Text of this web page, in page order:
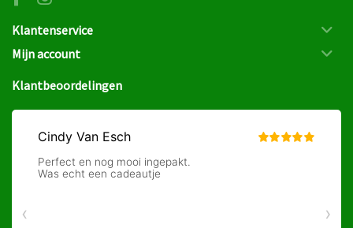
Klantenservice
Mijn account
Klantbeoordelingen